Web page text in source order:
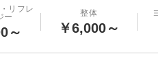
リフレ
ー
～
整体
￥6,000～